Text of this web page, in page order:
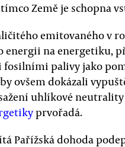
Země je schopna
emitovaného v
na energetiku,
fosilními palivy jako
ovšem dokázali
uhlíkové
prvořadá.
Pařížská dohoda